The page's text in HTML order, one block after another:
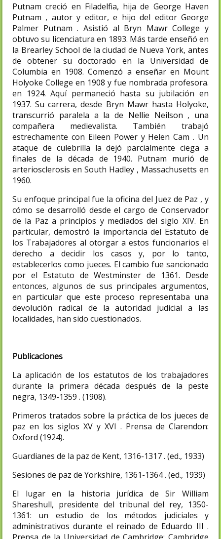
Putnam creció en Filadelfia, hija de George Haven
Putnam , autor y editor, e hijo del editor George
Palmer Putnam . Asistió al Bryn Mawr College y
obtuvo su licenciatura en 1893. Más tarde enseñó en
la Brearley School de la ciudad de Nueva York, antes
de obtener su doctorado en la Universidad de
Columbia en 1908. Comenzó a enseñar en Mount
Holyoke College en 1908 y fue nombrada profesora.
en 1924. Aquí permaneció hasta su jubilación en
1937. Su carrera, desde Bryn Mawr hasta Holyoke,
transcurrió paralela a la de Nellie Neilson , una
compañera medievalista. También trabajó
estrechamente con Eileen Power y Helen Cam . Un
ataque de culebrilla la dejó parcialmente ciega a
finales de la década de 1940. Putnam murió de
arteriosclerosis en South Hadley , Massachusetts en
1960.
Su enfoque principal fue la oficina del Juez de Paz , y
cómo se desarrolló desde el cargo de Conservador
de la Paz a principios y mediados del siglo XIV. En
particular, demostró la importancia del Estatuto de
los Trabajadores al otorgar a estos funcionarios el
derecho a decidir los casos y, por lo tanto,
establecerlos como jueces. El cambio fue sancionado
por el Estatuto de Westminster de 1361. Desde
entonces, algunos de sus principales argumentos,
en particular que este proceso representaba una
devolución radical de la autoridad judicial a las
localidades, han sido cuestionados.
Publicaciones
La aplicación de los estatutos de los trabajadores
durante la primera década después de la peste
negra, 1349-1359 . (1908).
Primeros tratados sobre la práctica de los jueces de
paz en los siglos XV y XVI . Prensa de Clarendon:
Oxford (1924).
Guardianes de la paz de Kent, 1316-1317 . (ed., 1933)
Sesiones de paz de Yorkshire, 1361-1364 . (ed., 1939)
El lugar en la historia jurídica de Sir William
Shareshull, presidente del tribunal del rey, 1350-
1361: un estudio de los métodos judiciales y
administrativos durante el reinado de Eduardo III .
Prensa de la Universidad de Cambridge: Cambridge